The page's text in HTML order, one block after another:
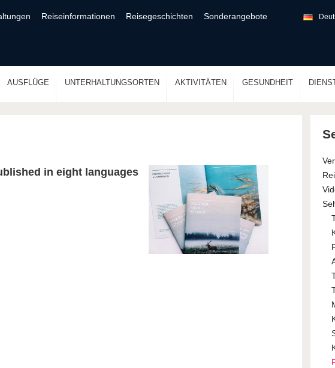
Reiseinformationen Reisegeschichten Sonderangebote
AUSFLÜGE UNTERHALTUNGSORTEN AKTIVITÄTEN GESUNDHEIT
in eight languages